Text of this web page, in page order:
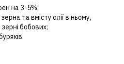
на 3-5%;
та вмісту олії в ньому,
бобових;